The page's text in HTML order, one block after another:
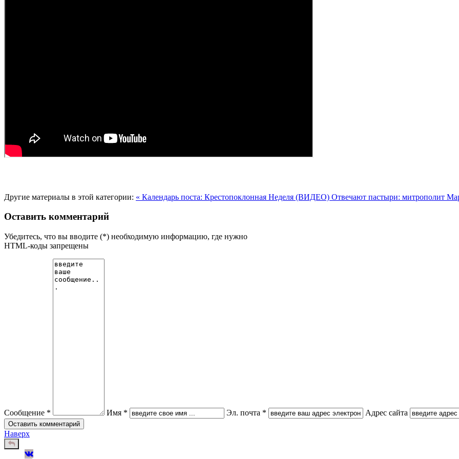
Другие материалы в этой категории: « Календарь поста: Крестопоклонная Неделя (ВИДЕО) Отвечают пастыри: митрополит
Оставить комментарий
Убедитесь, что вы вводите (*) необходимую информацию, где нужно
HTML-коды запрещены
Сообщение * Имя * Эл. почта * Адрес сайта
Наверх